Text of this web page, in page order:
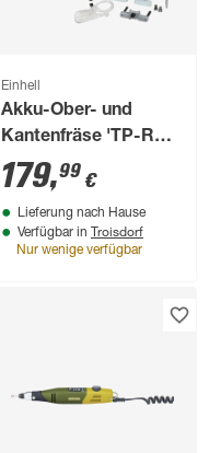
Einhell
Akku-Ober- und
Kantenfräse 'TP-RO
18 Set Li BL - Solo'
ohne Akku und
Ladegerät
179,99 €
Lieferung nach Hause
Verfügbar in Troisdorf
Nur wenige verfügbar